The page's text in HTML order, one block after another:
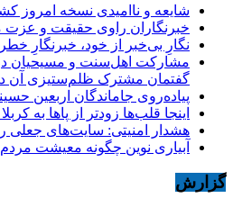
شایعه و ناامیدی نسخه امروز
خبرنگاران راوی حقیقت و عزت
نگارِ بی‌خبر از خود، خبرنگارِ
مشارکت اهل‌سنت و مسیحیان در
گفتمان مشترک ظلم‌ستیزی آن
پیاده‌روی جاماندگان اربعین
اینجا قلب‌ها زودتر از پاها به
هشدار امنیتی: سایت‌های جعلی
آبیاری نوین چگونه معیشت
گزارش